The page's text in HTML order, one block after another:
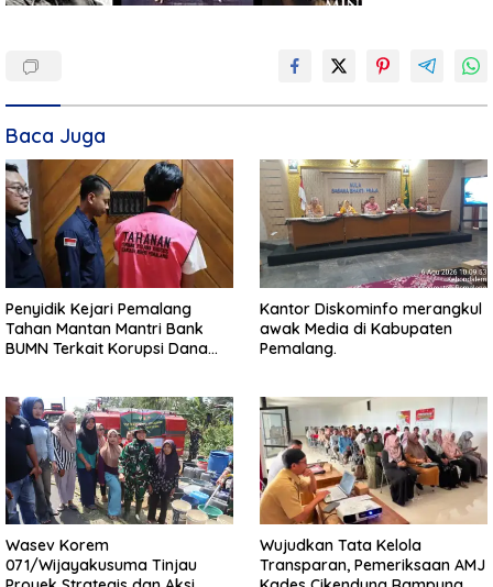
Baca Juga
Penyidik Kejari Pemalang
Tahan Mantan Mantri Bank
BUMN Terkait Korupsi Dana
Kantor Diskominfo merangkul
awak Media di Kabupaten
Pemalang.
Wasev Korem
071/Wijayakusuma Tinjau
Wujudkan Tata Kelola
Transparan, Pemeriksaan AMJ